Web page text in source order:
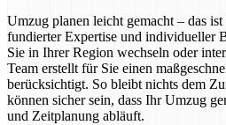
Umzug planen leicht gemacht – das
fundierter Expertise und individueller
Sie in Ihrer Region wechseln oder
Team erstellt für Sie einen
berücksichtigt. So bleibt nichts dem
können sicher sein, dass Ihr Umzug
und Zeitplanung abläuft.